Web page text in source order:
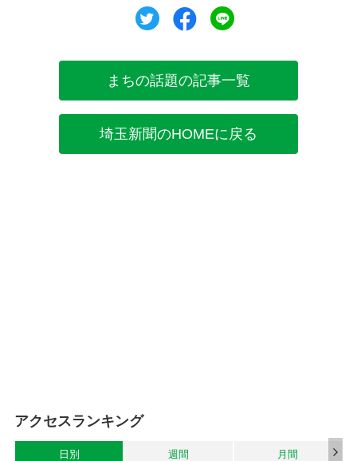
ツイートシェア
まちの話題の記事一覧
埼玉新聞のHOMEに戻る
アクセスランキング
日別 週間 月間